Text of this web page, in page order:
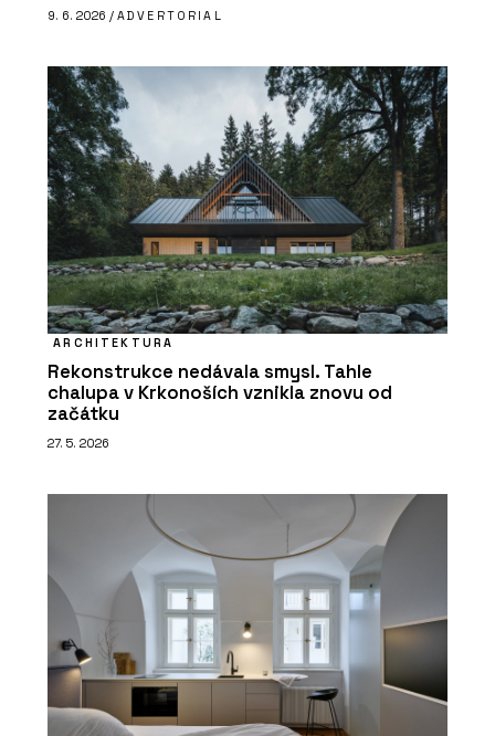
9. 6. 2026 / ADVERTORIAL
ARCHITEKTURA
Rekonstrukce nedávala smysl. Tahle
chalupa v Krkonoších vznikla znovu od
začátku
27. 5. 2026